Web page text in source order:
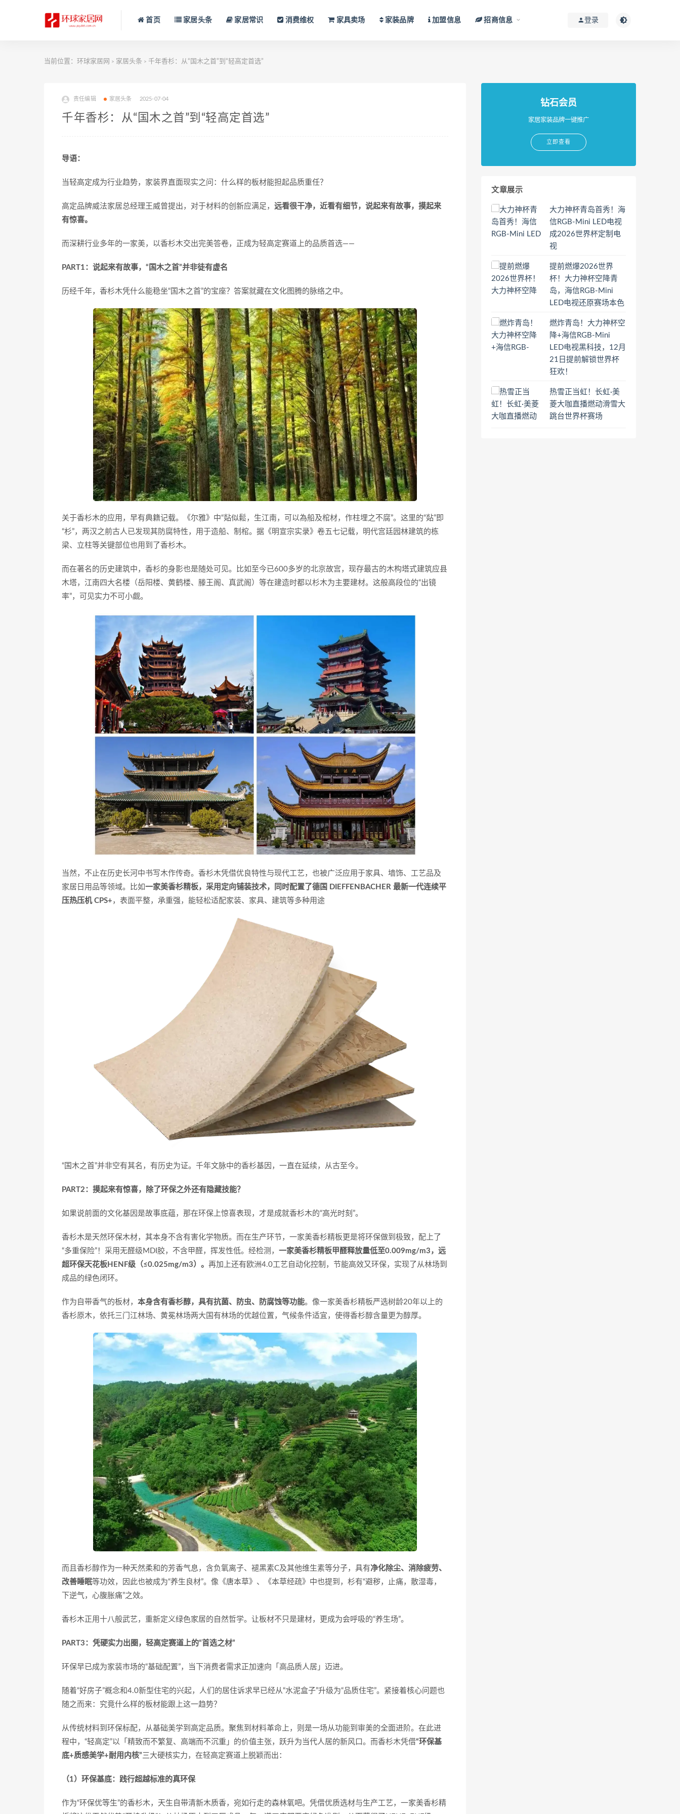
首页 家居头条 家居常识 消费维权 家具卖场 家装品牌 加盟信息 招商信息 登录
当前位置： 环球家居网 > 家居头条 > 千年香杉：从“国木之首”到“轻高定首选”
责任编辑 家居头条 2025-07-04
千年香杉：从“国木之首”到“轻高定首选”
导语：
当轻高定成为行业趋势，家装界直面现实之问：什么样的板材能担起品质重任？
高定品牌威法家居总经理王威曾提出，对于材料的创新应满足， 远看很干净，近看有细节，说起来有故事，摸起来
有惊喜。
而深耕行业多年的一家美，以香杉木交出完美答卷，正成为轻高定赛道上的品质首选——
PART1：说起来有故事，“国木之首”并非徒有虚名
历经千年，香杉木凭什么能稳坐“国木之首”的宝座？答案就藏在文化图腾的脉络之中。
关于香杉木的应用，早有典籍记载。《尔雅》中“煔似鬆，生江南，可以為船及棺材，作柱埋之不腐”。这里的“煔”即
“杉”，两汉之前古人已发现其防腐特性，用于造船、制棺。据《明宣宗实录》卷五七记载，明代宫廷园林建筑的栋
梁、立柱等关键部位也用到了香杉木。
而在著名的历史建筑中，香杉的身影也是随处可见。比如至今已600多岁的北京故宫，现存最古的木构塔式建筑应县
木塔，江南四大名楼（岳阳楼、黄鹤楼、滕王阁、真武阁）等在建造时都以杉木为主要建材。这般高段位的“出镜
率”，可见实力不可小觑。
当然，不止在历史长河中书写木作传奇。香杉木凭借优良特性与现代工艺，也被广泛应用于家具、墙饰、工艺品及
家居日用品等领域。比如 一家美香杉精板，采用定向铺装技术，同时配置了德国 DIEFFENBACHER 最新一代连续平
压热压机 CPS+ ，表面平整，承重强，能轻松适配家装、家具、建筑等多种用途
“国木之首”并非空有其名，有历史为证。千年文脉中的香杉基因，一直在延续，从古至今。
PART2：摸起来有惊喜，除了环保之外还有隐藏技能？
如果说前面的文化基因是故事底蕴，那在环保上惊喜表现，才是成就香杉木的“高光时刻”。
香杉木是天然环保木材，其本身不含有害化学物质。而在生产环节，一家美香杉精板更是将环保做到极致，配上了
“多重保险”！采用无醛级MDI胶，不含甲醛，挥发性低。经检测， 一家美香杉精板甲醛释放量低至0.009mg/m3，远
超环保天花板HENF级（≤0.025mg/m3）。 再加上还有欧洲4.0工艺自动化控制，节能高效又环保，实现了从林场到
成品的绿色闭环。
作为自带香气的板材， 本身含有香杉醇，具有抗菌、防虫、防腐蚀等功能。像一家美香杉精板严选树龄20年以上的
香杉原木，依托三门江林场、黄冕林场两大国有林场的优越位置，气候条件适宜，使得香杉醇含量更为醇厚。
而且香杉醇作为一种天然柔和的芳香气息，含负氧离子、褪黑素C及其他维生素等分子，具有净化除尘、消除疲劳、
改善睡眠等功效，因此也被成为“养生良材”。像《唐本草》、《本草经疏》中也提到，杉有“避秽，止痛，散湿毒，
下逆气，心腹胀痛”之效。
香杉木正用十八般武艺，重新定义绿色家居的自然哲学。让板材不只是建材，更成为会呼吸的“养生场”。
PART3：凭硬实力出圈，轻高定赛道上的“首选之材”
环保早已成为家装市场的“基础配置”，当下消费者需求正加速向「高品质人居」迈进。
随着“好房子”概念和4.0新型住宅的兴起，人们的居住诉求早已经从“水泥盒子”升级为“品质住宅”。紧接着核心问题也
随之而来：究竟什么样的板材能跟上这一趋势？
从传统材料到环保标配，从基础美学到高定品质。聚焦到材料革命上，则是一场从功能到审美的全面进阶。在此进
程中，“轻高定”以「精致而不繁复、高端而不沉重」的价值主张，跃升为当代人居的新风口。而香杉木凭借“环保基
底+质感美学+耐用内核”三大硬核实力，在轻高定赛道上脱颖而出：
（1）环保基底：践行超越标准的真环保
作为“环保优等生”的香杉木，天生自带清新木质香，宛如行走的森林氧吧。凭借优质选材与生产工艺，一家美香杉精
钻石会员
家居家装品牌一键推广
立即查看
文章展示
大力神杯青岛首秀！海
信RGB-Mini LED电视
成2026世界杯定制电
视
提前燃爆2026世界
杯！大力神杯空降青
岛，海信RGB-Mini
LED电视还原赛场本色
燃炸青岛！大力神杯空
降+海信RGB-Mini
LED电视黑科技，12月
21日提前解锁世界杯
狂欢！
热雪正当虹！长虹·美
菱大咖直播燃动滑雪大
跳台世界杯赛场